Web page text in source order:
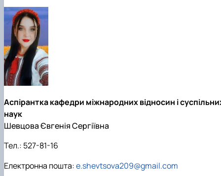
Аспірантка кафедри міжнародних відносин і
наук
Шевцова Євгенія Сергіївна
Тел.: 527-81-16
Електронна пошта:e.shevtsova209@gmail.com